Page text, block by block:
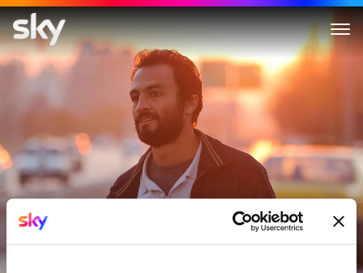
A Hero - Die verlorene Ehre